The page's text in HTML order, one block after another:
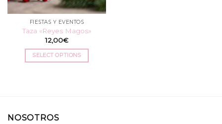
FIESTAS Y EVENTOS
Taza «Reyes Magos»
12,00€
SELECT OPTIONS
NOSOTROS